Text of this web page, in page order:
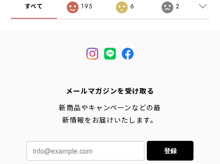
すべて 195 6 2
メールマガジンを受け取る
新商品やキャンペーンなどの最
新情報をお届けいたします。
登録